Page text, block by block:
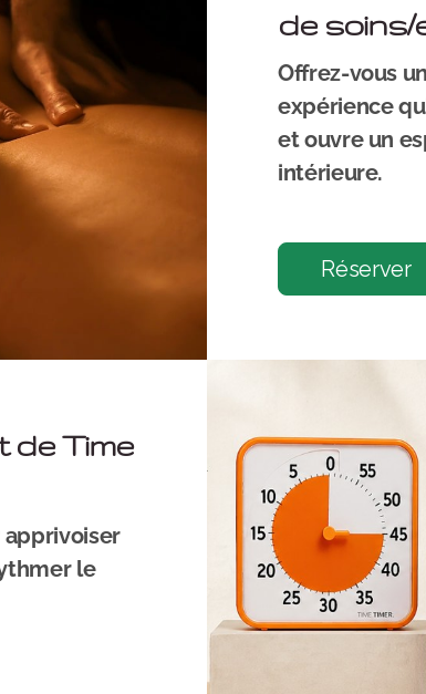
de
Offrez-vous
expérience
et ouvre un
intérieure.
Réserver
de Time
apprivoiser
le